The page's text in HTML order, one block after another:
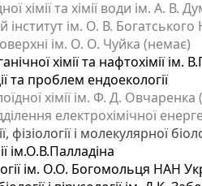
хімії та хімії води ім. А.
інститут ім. О. В.
ім. О. О. Чуйка (немає)
хімії та нафтохімії ім.
та проблем ендоекології
хімії ім. Ф. Д.
електрохімічної
фізіології і молекулярної
ім.О.В.Палладіна
ім. О.О. Богомольця НАН